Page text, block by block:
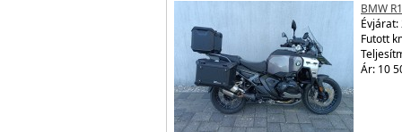
BMW
Évjárat:
Futott
Ár: 10